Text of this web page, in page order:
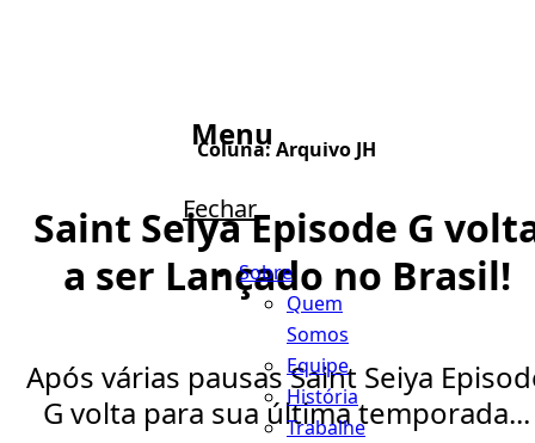
Menu
Fechar
Sobre
Quem
Somos
Equipe
História
Trabalhe
Coluna:Arquivo JH
Saint Seiya Episode G
a ser Lançado no Brasil!
Após várias pausas Saint Seiya
G volta para sua última temporada...